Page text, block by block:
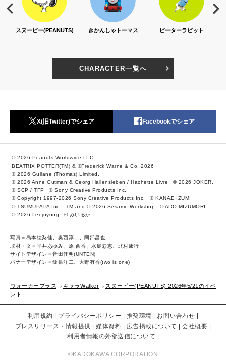
スヌーピー(PEANUTS) きかんしゃトーマス ピーターラビット
CHARACTER一覧へ
X(旧Twitter)でシェア Facebookでシェア
© 2026 Peanuts Worldwide LLC
BEATRIX POTTER(TM) & ©Frederick Warne & Co.,2026
© 2026 Gullane (Thomas) Limited.
© 2026 Anne Gutman & Georg Hallensleben / Hachette Livre
© 2026 JOKER.
© SCP / TFP
© Sony Creative Products Inc.
© Copyright 1997-2026 Sony Creative Products Inc.
© KANAE IZUMI
© TSUMUPAPA Inc.
TM and © 2026 Sesame Workshop
© ADO MIZUMORI
© 2026 Leejuyong
© みいるか
写真＝島本絵梨佳、奥西淳二、阿部昌也
取材・文＝平井あゆみ、原 西香、水島彩恵、北村康行
サイトデザイン＝音田佳明(UNTEN)
バナーデザイン＝飯泉洋二、大野有香(two is one)
ウォーカープラス キャラWalker
スヌーピー(PEANUTS) 2026年5/21のイベ
ント
利用規約 プライバシーポリシー 推奨環境
お問い合わせ
プレスリリース・情報提供
媒体資料 広告掲載について
会社概要
利用者情報の外部送信について
©KADOKAWA CORPORATION